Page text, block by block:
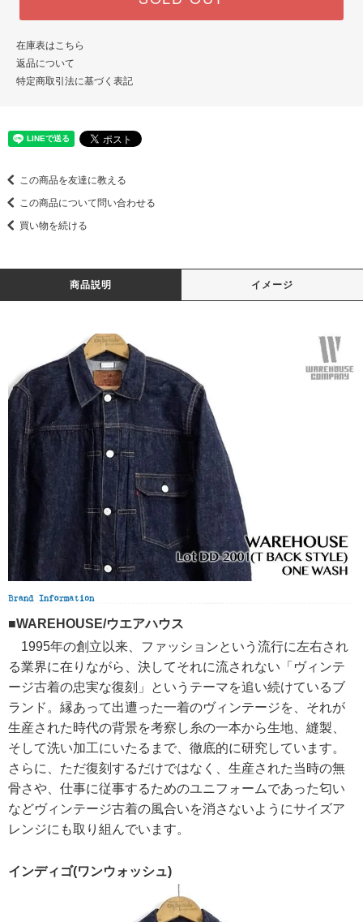
在庫表はこちら
返品について
特定商取引法に基づく表記
この商品を友達に教える
この商品について問い合わせる
買い物を続ける
商品説明 イメージ
■WAREHOUSE/ウエアハウス
1995年の創立以来、ファッションという流行に左右され
る業界に在りながら、決してそれに流されない「ヴィンテ
ージ古着の忠実な復刻」というテーマを追い続けているブ
ランド。縁あって出遭った一着のヴィンテージを、それが
生産された時代の背景を考察し糸の一本から生地、縫製、
そして洗い加工にいたるまで、徹底的に研究しています。
さらに、ただ復刻するだけではなく、生産された当時の無
骨さや、仕事に従事するためのユニフォームであった匂い
などヴィンテージ古着の風合いを消さないようにサイズア
レンジにも取り組んでいます。
インディゴ(ワンウォッシュ)